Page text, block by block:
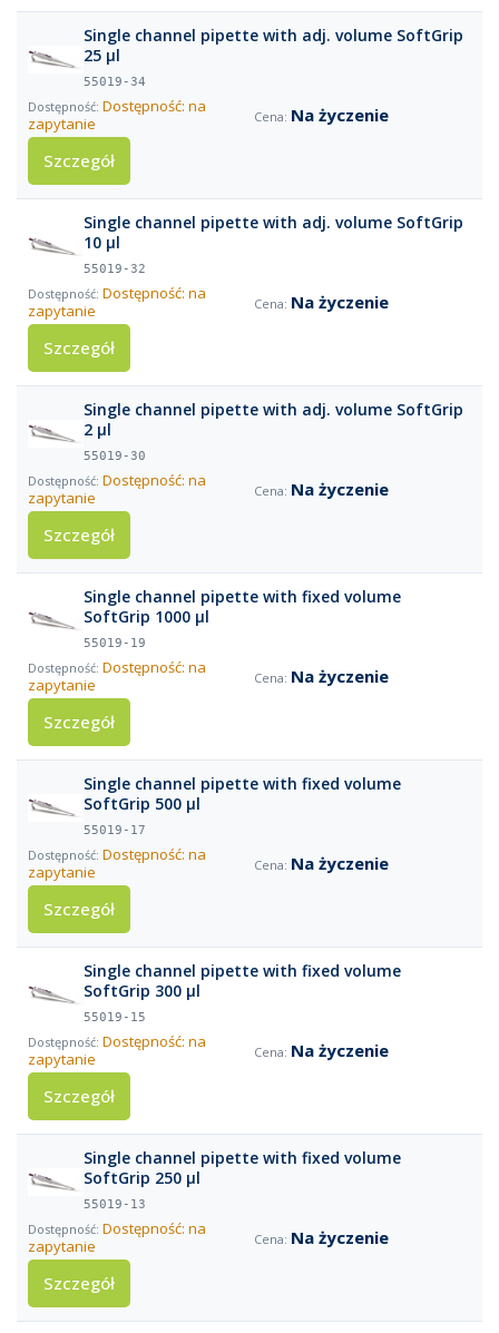
Single channel pipette with adj. volume SoftGrip
25 µl
55019-34
Dostępność: na
zapytanie
Na życzenie
Szczegół
Single channel pipette with adj. volume SoftGrip
10 µl
55019-32
Dostępność: na
zapytanie
Na życzenie
Szczegół
Single channel pipette with adj. volume SoftGrip
2 µl
55019-30
Dostępność: na
zapytanie
Na życzenie
Szczegół
Single channel pipette with fixed volume
SoftGrip 1000 µl
55019-19
Dostępność: na
zapytanie
Na życzenie
Szczegół
Single channel pipette with fixed volume
SoftGrip 500 µl
55019-17
Dostępność: na
zapytanie
Na życzenie
Szczegół
Single channel pipette with fixed volume
SoftGrip 300 µl
55019-15
Dostępność: na
zapytanie
Na życzenie
Szczegół
Single channel pipette with fixed volume
SoftGrip 250 µl
55019-13
Dostępność: na
zapytanie
Na życzenie
Szczegół